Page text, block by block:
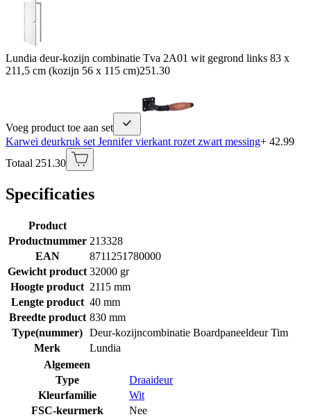
Lundia deur-kozijn combinatie Tva 2A01 wit gegrond links 83 x
211,5 cm (kozijn 56 x 115 cm)251.30
Voeg product toe aan set
Karwei deurkruk set Jennifer vierkant rozet zwart messing+ 42.99
Totaal 251.30
Specificaties
Product
Productnummer 213328
EAN
8711251780000
Gewicht product 32000 gr
Hoogte product 2115 mm
Lengte product 40 mm
Breedte product 830 mm
Type(nummer) Deur-kozijncombinatie Boardpaneeldeur Tim
Merk
Lundia
Algemeen
Type
Draaideur
Kleurfamilie
Wit
FSC-keurmerk
Nee